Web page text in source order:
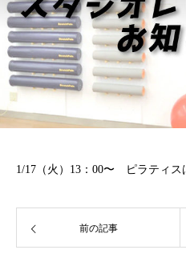
1/17（火）13：00〜 ピラティス
前の記事